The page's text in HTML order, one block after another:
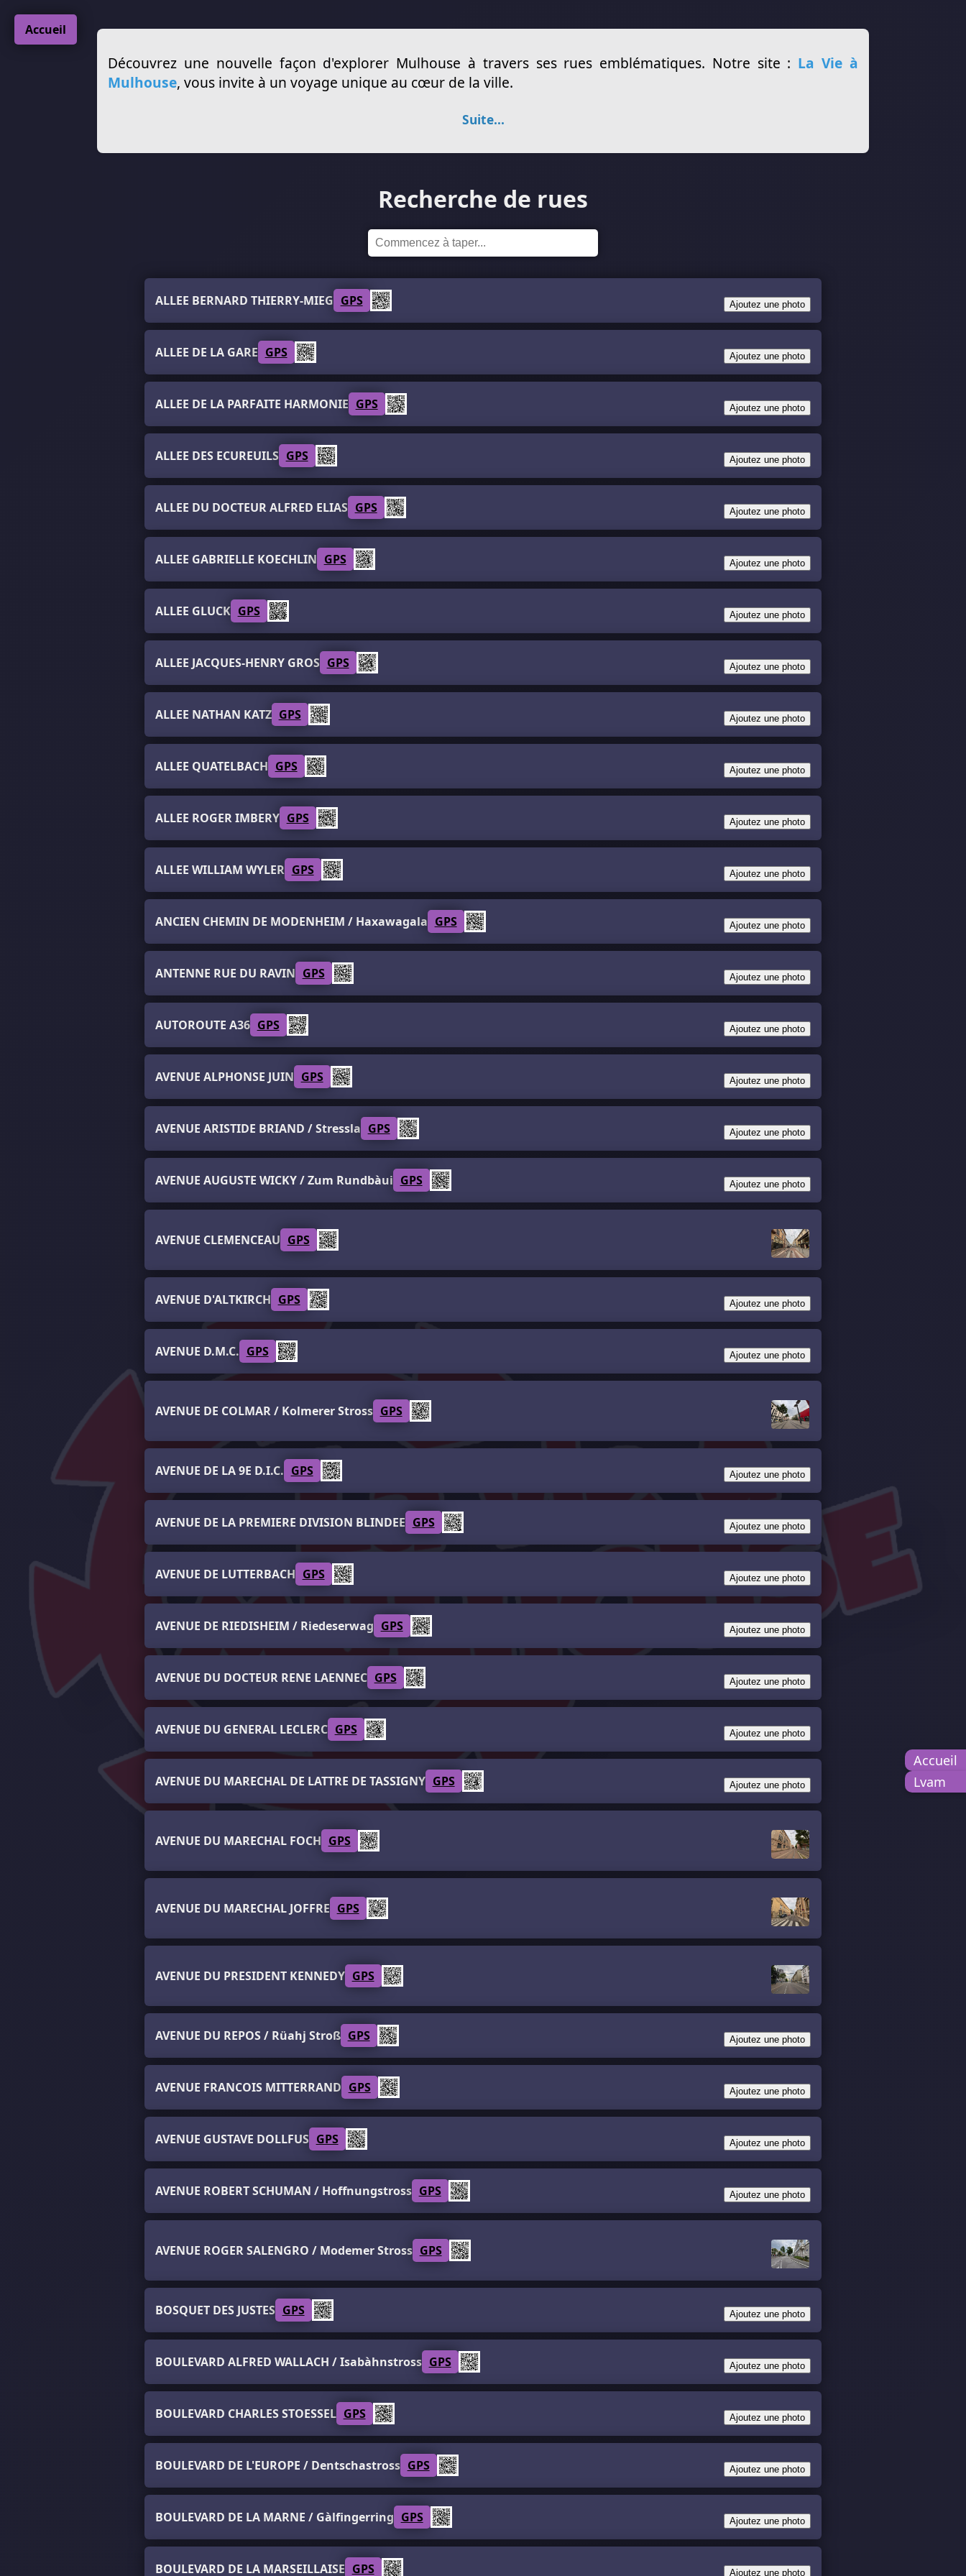
Accueil
Découvrez une nouvelle façon d'explorer Mulhouse à travers ses rues emblématiques. Notre site : La Vie à
Mulhouse, vous invite à un voyage unique au cœur de la ville.
Suite...
Recherche de rues
ALLEE BERNARD THIERRY-MIEG GPS Ajoutez une photo
ALLEE DE LA GARE GPS Ajoutez une photo
ALLEE DE LA PARFAITE HARMONIE GPS Ajoutez une photo
ALLEE DES ECUREUILS GPS Ajoutez une photo
ALLEE DU DOCTEUR ALFRED ELIAS GPS Ajoutez une photo
ALLEE GABRIELLE KOECHLIN GPS Ajoutez une photo
ALLEE GLUCK GPS Ajoutez une photo
ALLEE JACQUES-HENRY GROS GPS Ajoutez une photo
ALLEE NATHAN KATZ GPS Ajoutez une photo
ALLEE QUATELBACH GPS Ajoutez une photo
ALLEE ROGER IMBERY GPS Ajoutez une photo
ALLEE WILLIAM WYLER GPS Ajoutez une photo
ANCIEN CHEMIN DE MODENHEIM / Haxawagala GPS Ajoutez une photo
ANTENNE RUE DU RAVIN GPS Ajoutez une photo
AUTOROUTE A36 GPS Ajoutez une photo
AVENUE ALPHONSE JUIN GPS Ajoutez une photo
AVENUE ARISTIDE BRIAND / Stressla GPS Ajoutez une photo
AVENUE AUGUSTE WICKY / Zum Rundbàui GPS Ajoutez une photo
AVENUE CLEMENCEAU GPS
AVENUE D'ALTKIRCH GPS Ajoutez une photo
AVENUE D.M.C. GPS Ajoutez une photo
AVENUE DE COLMAR / Kolmerer Stross GPS
AVENUE DE LA 9E D.I.C. GPS Ajoutez une photo
AVENUE DE LA PREMIERE DIVISION BLINDEE GPS Ajoutez une photo
AVENUE DE LUTTERBACH GPS Ajoutez une photo
AVENUE DE RIEDISHEIM / Riedeserwag GPS Ajoutez une photo
AVENUE DU DOCTEUR RENE LAENNEC GPS Ajoutez une photo
AVENUE DU GENERAL LECLERC GPS Ajoutez une photo
AVENUE DU MARECHAL DE LATTRE DE TASSIGNY GPS Ajoutez une photo
AVENUE DU MARECHAL FOCH GPS
AVENUE DU MARECHAL JOFFRE GPS
AVENUE DU PRESIDENT KENNEDY GPS
AVENUE DU REPOS / Rüahj Stroß GPS Ajoutez une photo
AVENUE FRANCOIS MITTERRAND GPS Ajoutez une photo
AVENUE GUSTAVE DOLLFUS GPS Ajoutez une photo
AVENUE ROBERT SCHUMAN / Hoffnungstross GPS Ajoutez une photo
AVENUE ROGER SALENGRO / Modemer Stross GPS
BOSQUET DES JUSTES GPS Ajoutez une photo
BOULEVARD ALFRED WALLACH / Isabàhnstross GPS Ajoutez une photo
BOULEVARD CHARLES STOESSEL GPS Ajoutez une photo
BOULEVARD DE L'EUROPE / Dentschastross GPS Ajoutez une photo
BOULEVARD DE LA MARNE / Gàlfingerring GPS Ajoutez une photo
BOULEVARD DE LA MARSEILLAISE GPS Ajoutez une photo
Accueil
Lvam